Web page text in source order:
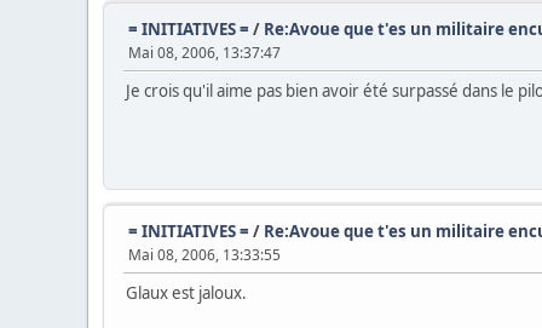
= INITIATIVES = / Re:Avoue que t'es un militaire
Mai 08, 2006, 13:37:47
Je crois qu'il aime pas bien avoir été surpassé dans le
= INITIATIVES = / Re:Avoue que t'es un militaire
Mai 08, 2006, 13:33:55
Glaux est jaloux.